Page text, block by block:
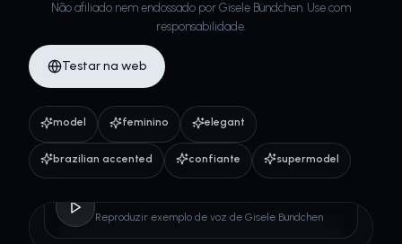
Não afiliado nem endossado por Gisele Bündchen. Use com
responsabilidade.
Testar na web
model feminino elegant
brazilian accented confiante supermodel
Reproduzir exemplo de voz de Gisele Bündchen